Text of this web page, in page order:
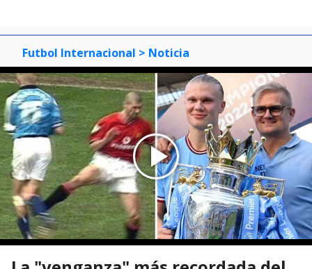
Futbol Internacional > Noticia